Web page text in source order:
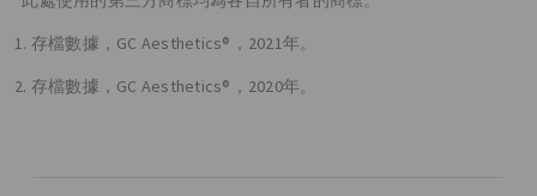
1. 存檔數據，GC Aesthetics®，2021年。
2. 存檔數據，GC Aesthetics®，2020年。